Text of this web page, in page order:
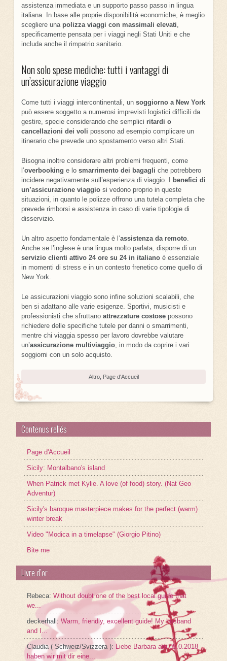
assistenza immediata e un supporto passo passo in lingua
italiana. In base alle proprie disponibilità economiche, è meglio
scegliere una polizza viaggi con massimali elevati
specificamente pensata per i viaggi negli Stati Uniti e che
includa anche il rimpatrio sanitario.
Non solo spese mediche: tutti i vantaggi di
un’assicurazione viaggio
Come tutti i viaggi intercontinentali, un soggiorno a New York
può essere soggetto a numerosi imprevisti logistici difficili da
gestire, specie considerando che semplici ritardi o
cancellazioni dei voli possono ad esempio complicare un
itinerario che prevede uno spostamento verso altri Stati.
Bisogna inoltre considerare altri problemi frequenti, come
l’overbooking e lo smarrimento dei bagagli che potrebbero
incidere negativamente sull’esperienza di viaggio. I benefici di
un’assicurazione viaggiosi vedono proprio in queste
situazioni, in quanto le polizze offrono una tutela completa che
prevede rimborsi e assistenza in caso di varie tipologie di
disservizio.
Un altro aspetto fondamentale è l’assistenza da remoto.
Anche se l’inglese è una lingua molto parlata, disporre di un
servizio clienti attivo 24 ore su 24 in italiano è essenziale
in momenti di stress e in un contesto frenetico come quello di
New York.
Le assicurazioni viaggio sono infine soluzioni scalabili, che
ben si adattano alle varie esigenze. Sportivi, musicisti e
professionisti che sfruttano attrezzature costosepossono
richiedere delle specifiche tutele per danni o smarrimenti,
mentre chi viaggia spesso per lavoro dovrebbe valutare
un’assicurazione multiviaggio, in modo da coprire i vari
soggiorni con un solo acquisto.
Altro, Page d'Accueil
Contenus reliés
Page d'Accueil
Sicily: Montalbano's island
When Patrick met Kylie. A love (of food) story. (Nat Geo
Adventur)
Sicily's baroque masterpiece makes for the perfect (warm)
winter break
Video "Modica in a timelapse" (Giorgio Pitino)
Bite me
Livre d’or
Rebeca:Without doubt one of the best local guide that
we...
deckerhall:Warm, friendly, excellent guide! My husband
and I...
Claudia ( Schweiz/Svizzera ): Liebe Barbara am 05.0.2018
haben wir mit dir eine...